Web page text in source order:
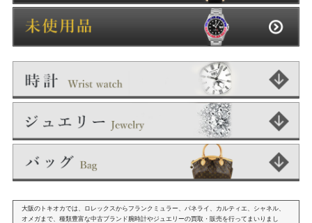
大阪のトキオカでは、ロレックスからフランクミュラー、パネライ、カルティエ、シャネル、
オメガまで、種類豊富な中古ブランド腕時計やジュエリーの買取・販売を行ってまいりまし